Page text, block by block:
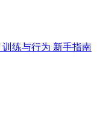
训练与行为 新手指南